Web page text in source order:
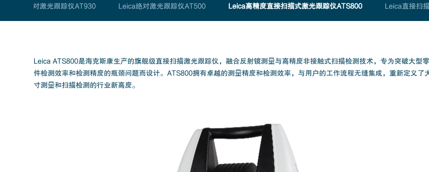
Leica绝对激光跟踪仪AT930 Leica绝对激光跟踪仪AT500 Leica高精度直接扫描式激光跟踪仪ATS800 Leica直接扫
Leica ATS800是海克斯康生产的旗舰级直接扫描激光跟踪仪，融合反射镜测量与高精度非接触式扫描检测技术，专为突破大型
件检测效率和检测精度的瓶颈问题而设计。ATS800拥有卓越的测量精度和检测效率，与用户的工作流程无缝集成，重新定义了
寸测量和扫描检测的行业新高度。